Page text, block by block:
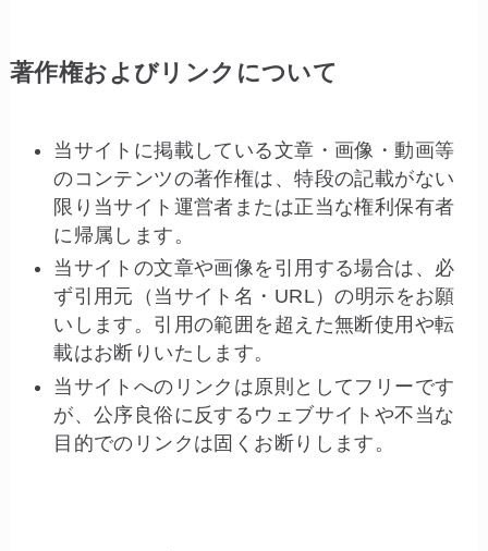
著作権およびリンクについて
当サイトに掲載している文章・画像・動画等
のコンテンツの著作権は、特段の記載がない
限り当サイト運営者または正当な権利保有者
に帰属します。
当サイトの文章や画像を引用する場合は、必
ず引用元（当サイト名・URL）の明示をお願
いします。引用の範囲を超えた無断使用や転
載はお断りいたします。
当サイトへのリンクは原則としてフリーです
が、公序良俗に反するウェブサイトや不当な
目的でのリンクは固くお断りします。